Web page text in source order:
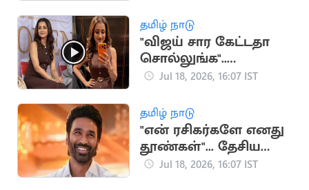
ஸ்ரீநாத்
தமிழ் நாடு
"விஜய் சார கேட்டதா
சொல்லுங்க"..
திரிஷாவை நோக்கி
ரசிகர்கள்
Jul 18, 2026, 16:07 IST
தமிழ் நாடு
"என் ரசிகர்களே எனது
தூண்கள்"... தேசிய
விருதுக்கு தனுஷ்
Jul 18, 2026, 16:07 IST